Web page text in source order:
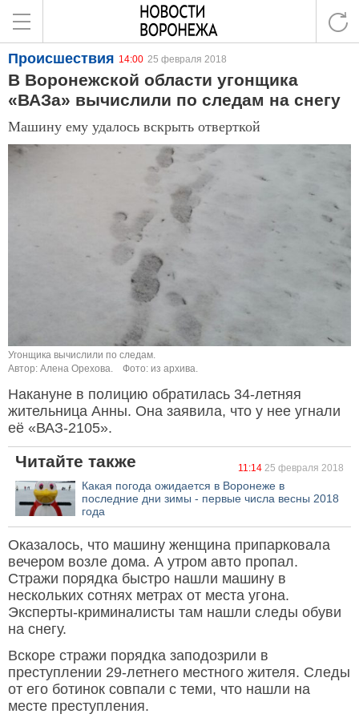
Происшествия 14:00 25 февраля 2018
В Воронежской области угонщика
«ВАЗа» вычислили по следам на снегу
Машину ему удалось вскрыть отверткой
Угонщика вычислили по следам.
Автор: Алена Орехова.
Фото: из архива.
Накануне в полицию обратилась 34-летняя
жительница Анны. Она заявила, что у нее угнали
её «ВАЗ-2105».
Читайте также 11:14 25 февраля 2018
Какая погода ожидается в Воронеже в
последние дни зимы - первые числа весны 2018
года
Оказалось, что машину женщина припарковала
вечером возле дома. А утром авто пропал.
Стражи порядка быстро нашли машину в
нескольких сотнях метрах от места угона.
Эксперты-криминалисты там нашли следы обуви
на снегу.
Вскоре стражи порядка заподозрили в
преступлении 29-летнего местного жителя. Следы
от его ботинок совпали с теми, что нашли на
месте преступления.